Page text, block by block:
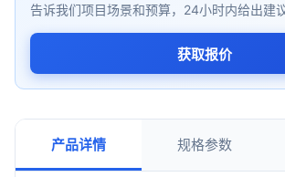
告诉我们项目场景和预算，24小时内给出建议
获取报价
产品详情 规格参数